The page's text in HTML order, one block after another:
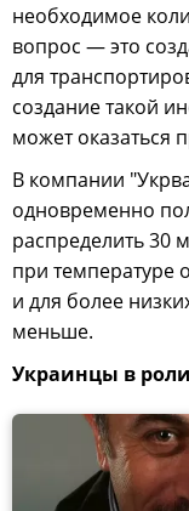
необходимое
вопрос — это
для
создание такой
может оказаться
В компании
одновременно
распределить 30
при температуре
и для более
меньше.
Украинцы в